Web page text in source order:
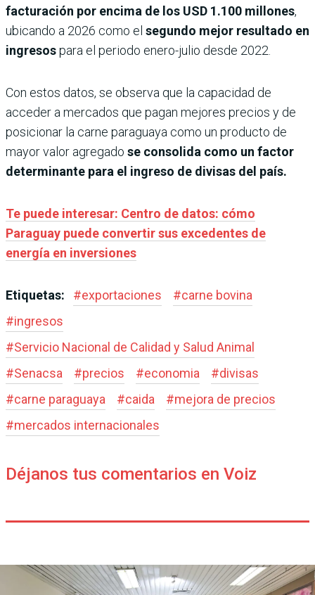
facturación por encima de los USD 1.100 millones,
ubicando a 2026 como el segundo mejor resultado en
ingresospara el periodo enero-julio desde 2022.
Con estos datos, se observa que la capacidad de
acceder a mercados que pagan mejores precios y de
posicionar la carne paraguaya como un producto de
mayor valor agregado se consolida como un factor
determinante para el ingreso de divisas del país.
Te puede interesar: Centro de datos: cómo
Paraguay puede convertir sus excedentes de
energía en inversiones
Etiquetas: #exportaciones #carne bovina
#ingresos
#Servicio Nacional de Calidad y Salud Animal
#Senacsa #precios #economia #divisas
#carne paraguaya #caida #mejora de precios
#mercados internacionales
Déjanos tus comentarios en Voiz